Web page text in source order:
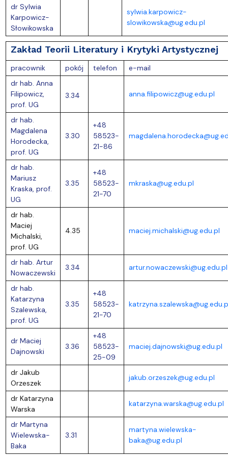
dr Sylwia
Karpowicz-
Słowikowska
sylwia.karpowicz-
slowikowska@ug.edu.pl
Zakład Teorii Literatury i Krytyki Artystycznej
pracownik pokój telefon
e-mail
dr hab. Anna
Filipowicz,
prof. UG
3.34 anna.filipowicz@ug.edu.pl
dr hab.
Magdalena
Horodecka,
prof. UG
3.30
+48
58523-
21-86
dr hab.
Mariusz
Kraska, prof.
UG
3.35
+48
58523-
21-70
mkraska@ug.edu.pl
dr hab.
Maciej
Michalski,
prof. UG
4.35 maciej.michalski@ug.edu.pl
dr hab. Artur
Nowaczewski
3.34 artur.nowaczewski@ug.edu.pl
dr hab.
Katarzyna
Szalewska,
prof. UG
3.35
+48
58523-
21-70
dr Maciej
Dajnowski
3.36
+48
58523-
25-09
maciej.dajnowski@ug.edu.pl
dr Jakub
Orzeszek
jakub.orzeszek@ug.edu.pl
dr Katarzyna
Warska
katarzyna.warska@ug.edu.pl
dr Martyna
Wielewska-
Baka
3.31
martyna.wielewska-
baka@ug.edu.pl